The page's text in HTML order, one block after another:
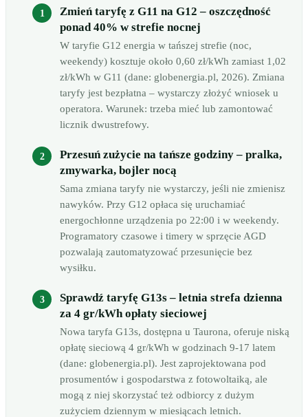
Zmień taryfę z G11 na G12 – oszczędność
ponad 40% w strefie nocnej
W taryfie G12 energia w tańszej strefie (noc,
weekendy) kosztuje około 0,60 zł/kWh zamiast 1,02
zł/kWh w G11 (dane: globenergia.pl, 2026). Zmiana
taryfy jest bezpłatna – wystarczy złożyć wniosek u
operatora. Warunek: trzeba mieć lub zamontować
licznik dwustrefowy.
Przesuń zużycie na tańsze godziny – pralka,
zmywarka, bojler nocą
Sama zmiana taryfy nie wystarczy, jeśli nie zmienisz
nawyków. Przy G12 opłaca się uruchamiać
energochłonne urządzenia po 22:00 i w weekendy.
Programatory czasowe i timery w sprzęcie AGD
pozwalają zautomatyzować przesunięcie bez
wysiłku.
Sprawdź taryfę G13s – letnia strefa dzienna
za 4 gr/kWh opłaty sieciowej
Nowa taryfa G13s, dostępna u Taurona, oferuje niską
opłatę sieciową 4 gr/kWh w godzinach 9-17 latem
(dane: globenergia.pl). Jest zaprojektowana pod
prosumentów i gospodarstwa z fotowoltaiką, ale
mogą z niej skorzystać też odbiorcy z dużym
zużyciem dziennym w miesiącach letnich.